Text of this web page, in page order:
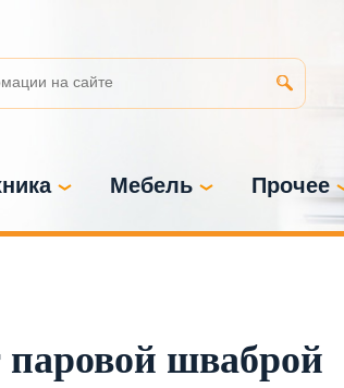
Мебель Прочее
шваброй